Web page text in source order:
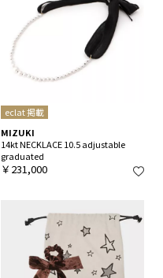
eclat 掲載
MIZUKI
14kt NECKLACE 10.5 adjustable
graduated
￥231,000